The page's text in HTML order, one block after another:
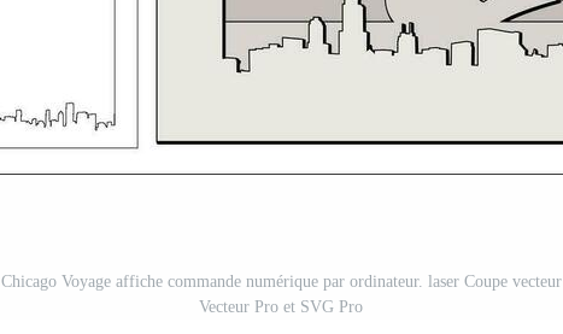
Chicago Voyage affiche commande numérique par ordinateur. laser Coupe vecteur
Vecteur Pro et SVG Pro